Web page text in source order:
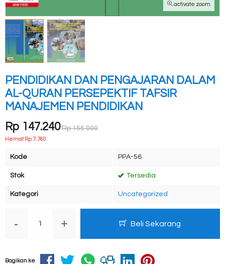
activate zoom
PENDIDIKAN DAN PENGAJARAN DALAM
AL-QURAN PERSEPEKTIF TAFSIR
MANAJEMEN PENDIDIKAN
Rp 147.240 Rp 155.000
Hemat Rp 7.760
Kode PPA-56
Stok Tersedia
Kategori Uncategorized
- + Beli Sekarang
Bagikan ke